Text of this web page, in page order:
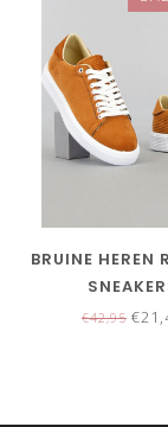
BRUINE HEREN
€42,95